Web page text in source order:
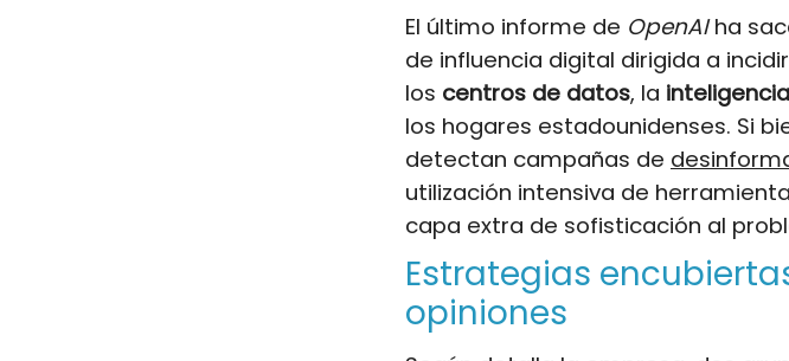
El último informe de OpenAIha
de influencia digital dirigida a
los centros de datos, la
los hogares estadounidenses. Si
detectan campañas de
utilización intensiva de
capa extra de sofisticación al
Estrategias
opiniones